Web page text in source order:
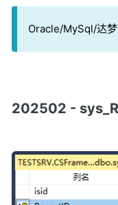
Oracle/MySql/达
202502 -